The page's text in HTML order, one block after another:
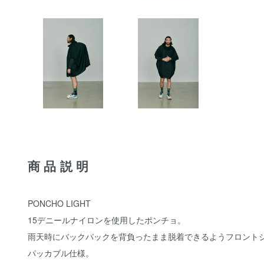
商品説明
PONCHO LIGHT
15デニールナイロンを使用したポンチョ。
雨天時にバックパックを背負ったまま脱着できるようフロント
パッカブル仕様。